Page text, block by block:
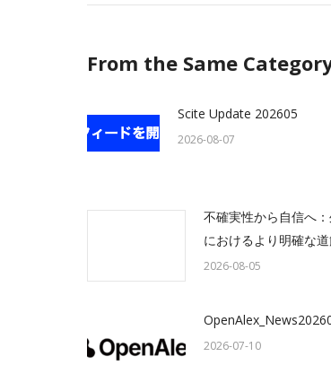
From the Same
Scite Update 202605
2026-08-07
不確実性から自信へ
におけるより明確な
2026-08-05
2026-07-10